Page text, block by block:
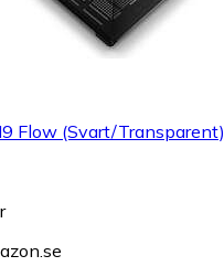
Flow (Svart/Transparent)